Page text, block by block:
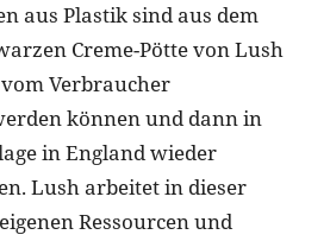
aus Plastik sind aus dem
Creme-Pötte von Lush
Verbraucher
können und dann in
in England wieder
Lush arbeitet in dieser
Ressourcen und